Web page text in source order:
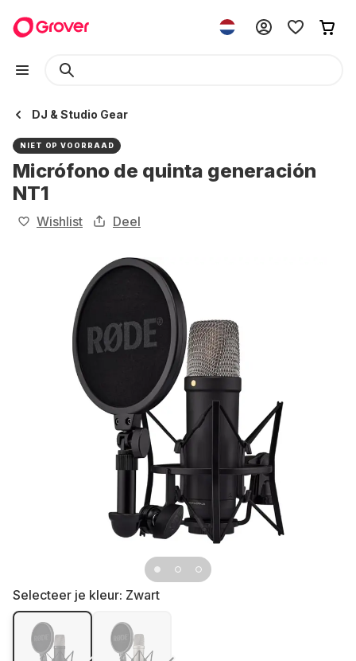
DJ & Studio Gear
NIET OP VOORRAAD
Micrófono de quinta generación
NT1
Wishlist Deel
Selecteer je kleur: Zwart